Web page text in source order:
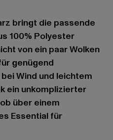
bringt die passende
100% Polyester
von ein paar Wolken
genügend
Wind und leichtem
ein unkomplizierter
über einem
Essential für